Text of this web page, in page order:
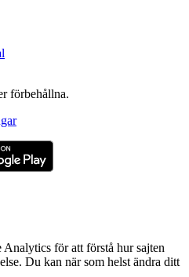
förbehållna.
för att förstå hur sajten
Du kan när som helst ändra ditt